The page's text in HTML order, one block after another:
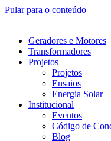
Pular para o conteúdo
Geradores e Motores
Transformadores
Projetos
Projetos
Ensaios
Energia Solar
Institucional
Eventos
Código de
Blog